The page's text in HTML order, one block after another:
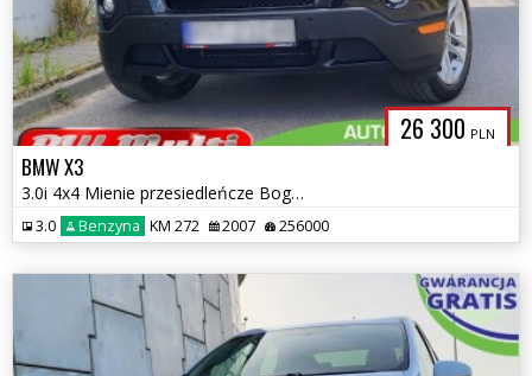
26 300 PLN
BMW X3
3.0i 4x4 Mienie przesiedleńcze Bogate wyposażenie ZAMIANA GWARANCJA!
3.0 Benzyna KM 272 2007 256000